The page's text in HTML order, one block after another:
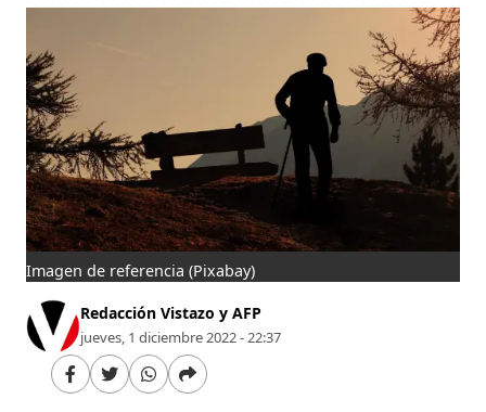
Imagen de referencia (Pixabay)
Redacción Vistazo y AFP
jueves, 1 diciembre 2022 - 22:37